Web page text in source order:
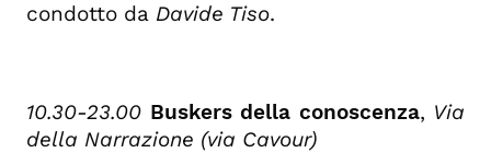
condotto da Davide Tiso.
10.30-23.00 Buskers della conoscenza, Via
della Narrazione (via Cavour)